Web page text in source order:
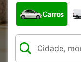
Que tipo de
Carros